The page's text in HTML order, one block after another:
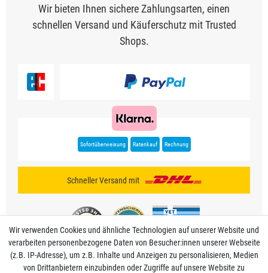
Wir bieten Ihnen sichere Zahlungsarten, einen
schnellen Versand und Käuferschutz mit Trusted
Shops.
Sofortüberweisung Ratenkauf Rechnung
Schneller Versand mit
Wir verwenden Cookies und ähnliche Technologien auf unserer Website und
verarbeiten personenbezogene Daten von Besucher:innen unserer Webseite
(z.B. IP-Adresse), um z.B. Inhalte und Anzeigen zu personalisieren, Medien
von Drittanbietern einzubinden oder Zugriffe auf unsere Website zu